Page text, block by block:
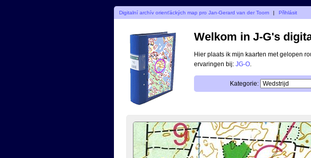
Digitalní archív orienťáckých map pro Jan-Gerard van der Toorn | Přihlásit
Welkom in J-G's
Hier plaats ik mijn kaarten met gelopen
ervaringen bij: JG-O
Kategorie: